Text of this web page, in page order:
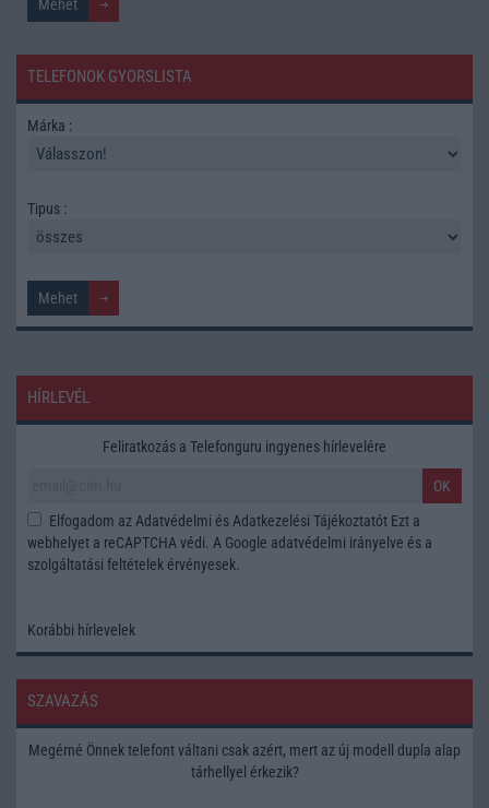
TELEFONOK GYORSLISTA
Márka :
Tipus :
HÍRLEVÉL
Feliratkozás a Telefonguru ingyenes hírlevelére
OK
Elfogadom az Adatvédelmi és Adatkezelési Tájékoztatót Ezt a
webhelyet a reCAPTCHA védi. A Google adatvédelmi irányelve és a
szolgáltatási feltételek érvényesek.
Korábbi hírlevelek
SZAVAZÁS
Megérné Önnek telefont váltani csak azért, mert az új modell dupla alap
tárhellyel érkezik?